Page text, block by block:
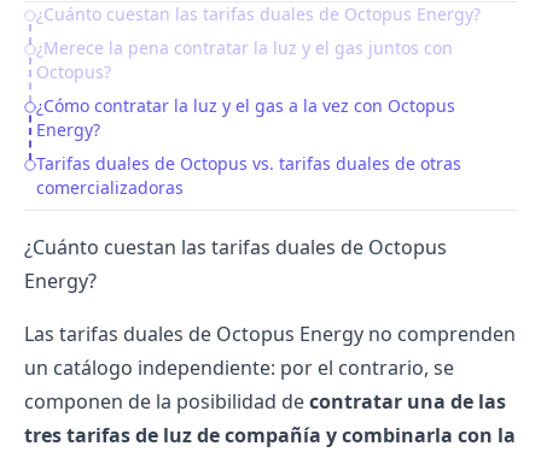
Table of Contents
¿Cuánto cuestan las tarifas duales de Octopus Energy?
¿Merece la pena contratar la luz y el gas juntos con
Octopus?
¿Cómo contratar la luz y el gas a la vez con Octopus
Energy?
Tarifas duales de Octopus vs. tarifas duales de otras
comercializadoras
¿Cuánto cuestan las tarifas duales de Octopus
Energy?
Las tarifas duales de Octopus Energy no comprenden
un catálogo independiente: por el contrario, se
componen de la posibilidad decontratar una de las
trestarifas de luzde compañía y combinarla con la